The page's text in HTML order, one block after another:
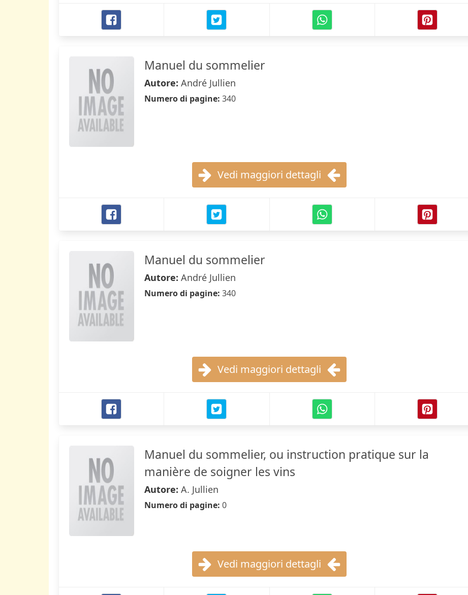
Manuel du sommelier
Autore: André Jullien
Numero di pagine: 340
Vedi maggiori dettagli
Manuel du sommelier
Autore: André Jullien
Numero di pagine: 340
Vedi maggiori dettagli
Manuel du sommelier, ou instruction pratique sur la
manière de soigner les vins
Autore: A. Jullien
Numero di pagine: 0
Vedi maggiori dettagli